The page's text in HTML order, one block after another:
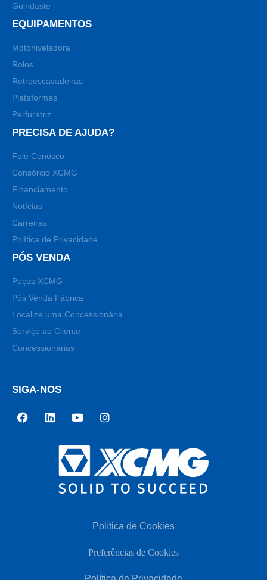
Guindaste
EQUIPAMENTOS
Motoniveladora
Rolos
Retroescavadeiras
Plataformas
Perfuratriz
PRECISA DE AJUDA?
Fale Conosco
Consórcio XCMG
Financiamento
Notícias
Carreiras
Política de Privacidade
PÓS VENDA
Peças XCMG
Pós Venda Fábrica
Localize uma Concessionária
Serviço ao Cliente
Concessionárias
SIGA-NOS
Política de Cookies
Preferências de Cookies